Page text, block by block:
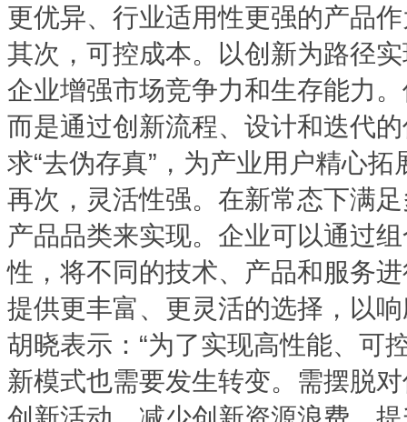
更优异、行业适用性更强的产品
其次，可控成本。以创新为路径
企业增强市场竞争力和生存能力
而是通过创新流程、设计和迭代
求“去伪存真”，为产业用户精心拓
再次，灵活性强。在新常态下满
产品品类来实现。企业可以通过
性，将不同的技术、产品和服务
提供更丰富、更灵活的选择，以
胡晓表示：“为了实现高性能、可
新模式也需要发生转变。需摆脱